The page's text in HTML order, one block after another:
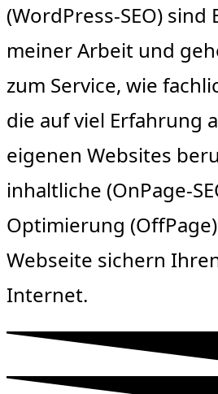
(WordPress-SEO)
meiner Arbeit und
zum Service, wie
die auf viel Erfahrung
eigenen Websites
inhaltliche (OnPage-
Optimierung
Webseite sichern
Internet.